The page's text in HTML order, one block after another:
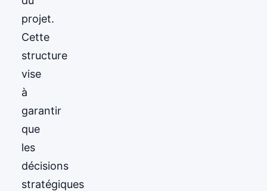
projet.
Cette
structure
vise
à
garantir
que
les
décisions
stratégiques